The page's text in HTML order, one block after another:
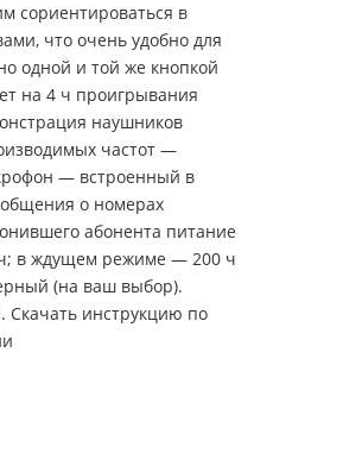
сориентироваться в
что очень удобно для
одной и той же кнопкой
на 4 ч проигрывания
наушников
частот —
— встроенный в
о номерах
абонента питание
в ждущем режиме — 200 ч
(на ваш выбор).
Скачать инструкцию по